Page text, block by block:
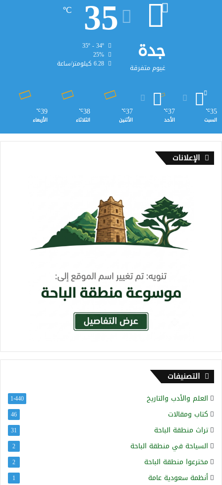
جدة
غيوم متفرقة
35
℃
35º - 34º
25%
6.28 كيلومتر/ساعة
35
℃
السبت
37
℃
الأحد
37
℃
الأثنين
38
℃
الثلاثاء
39
℃
الأربعاء
الإعلانات
التصنيفات
العلم والأدب والتاريخ 1٬440
كتاب ومقالات 46
تراث منطقة الباحة 31
السياحة في منطقة الباحة 2
مخترعوا منطقة الباحة 2
أنظمة سعودية عامة 1